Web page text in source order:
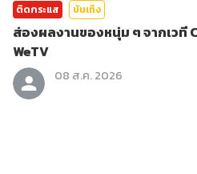
ติดกระแส บันเทิง
ส่องผลงานของหนุ่ม ๆ จากเวที
WeTV
08 ส.ค. 2026